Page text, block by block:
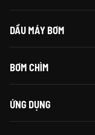
DẦU MÁY BƠM
BƠM CHÌM
ỨNG DỤNG